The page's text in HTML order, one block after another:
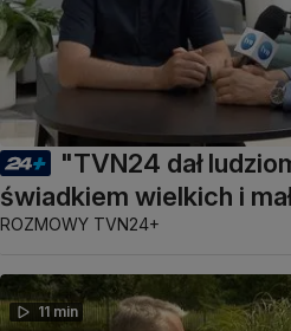
"TVN24 dał
świadkiem wielkich i
ROZMOWY TVN24+
11 min